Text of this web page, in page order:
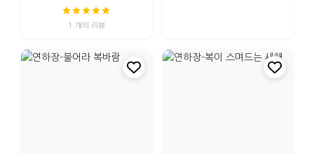
1 개의 리뷰